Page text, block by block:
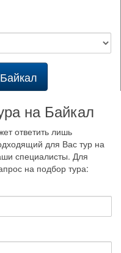
на Байкал
ответить лишь
для Вас тур на
специалисты. Для
на подбор тура: